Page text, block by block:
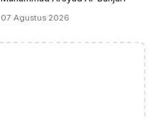
07 Agustus 2026